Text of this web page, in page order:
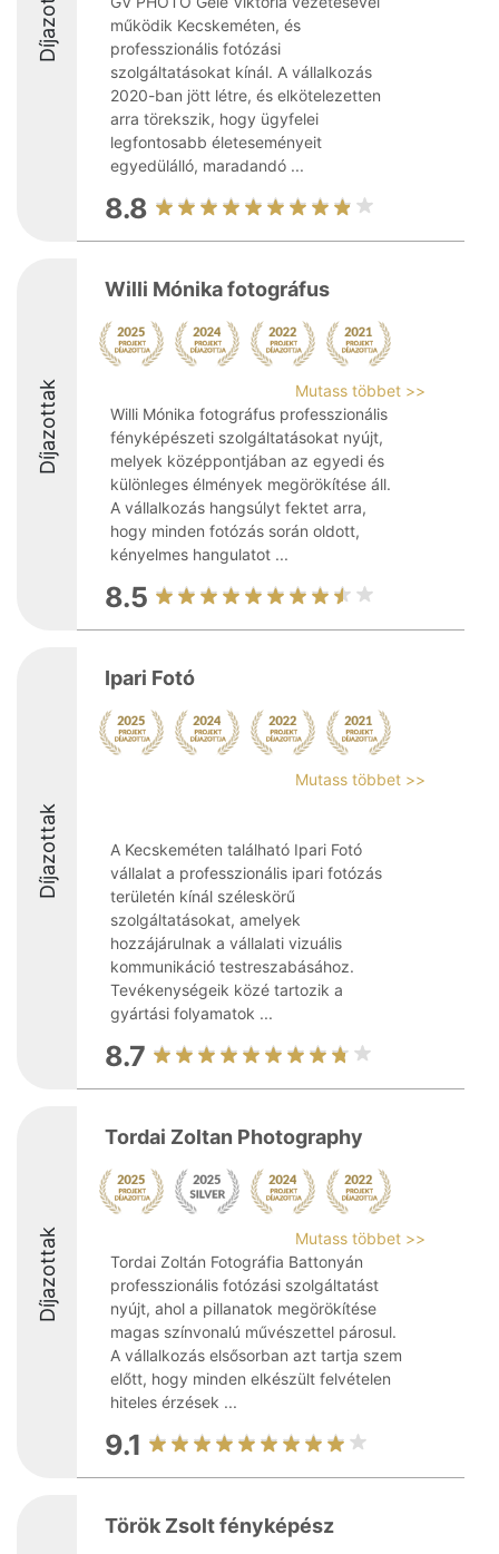
működik Kecskeméten, és
professzionális fotózási
szolgáltatásokat kínál. A vállalkozás
2020-ban jött létre, és elkötelezetten
arra törekszik, hogy ügyfelei
legfontosabb életeseményeit
egyedülálló, maradandó ...
8.8
Díjazottak
Willi Mónika fotográfus
Mutass többet >>
Willi Mónika fotográfus professzionális
fényképészeti szolgáltatásokat nyújt,
melyek középpontjában az egyedi és
különleges élmények megörökítése áll.
A vállalkozás hangsúlyt fektet arra,
hogy minden fotózás során oldott,
kényelmes hangulatot ...
8.5
Díjazottak
Ipari Fotó
Mutass többet >>
A Kecskeméten található Ipari Fotó
vállalat a professzionális ipari fotózás
területén kínál széleskörű
szolgáltatásokat, amelyek
hozzájárulnak a vállalati vizuális
kommunikáció testreszabásához.
Tevékenységeik közé tartozik a
gyártási folyamatok ...
8.7
Díjazottak
Tordai Zoltan Photography
Mutass többet >>
Tordai Zoltán Fotográfia Battonyán
professzionális fotózási szolgáltatást
nyújt, ahol a pillanatok megörökítése
magas színvonalú művészettel párosul.
A vállalkozás elsősorban azt tartja szem
előtt, hogy minden elkészült felvételen
hiteles érzések ...
9.1
Török Zsolt fényképész